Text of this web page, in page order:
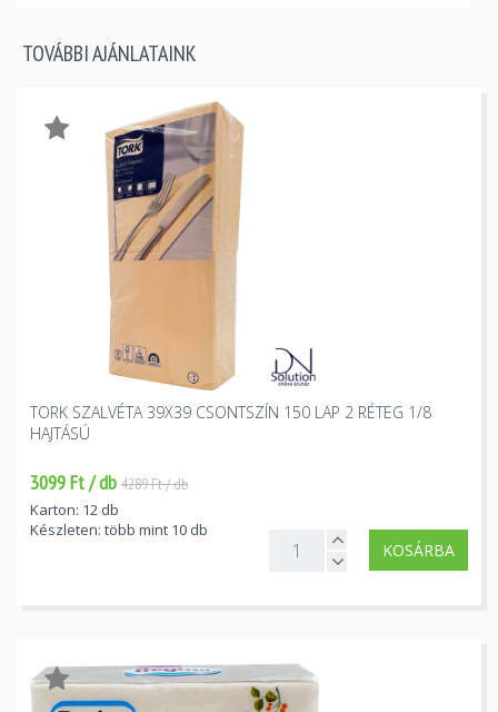
TOVÁBBI AJÁNLATAINK
TORK SZALVÉTA 39X39 CSONTSZÍN 150 LAP 2 RÉTEG 1/8
HAJTÁSÚ
3099 Ft / db 4289 Ft / db
Karton: 12 db
Készleten: több mint 10 db
KOSÁRBA